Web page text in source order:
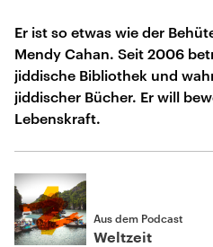
Er ist so etwas wie der
Mendy Cahan. Seit 2006
jiddische Bibliothek und
jiddischer Bücher. Er will
Lebenskraft.
Aus dem Podcast
Weltzeit